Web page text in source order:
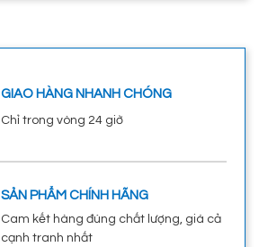
GIAO HÀNG NHANH CHÓNG
Chỉ trong vòng 24 giờ
SẢN PHẨM CHÍNH HÃNG
Cam kết hàng đúng chất lượng, giá cả
cạnh tranh nhất